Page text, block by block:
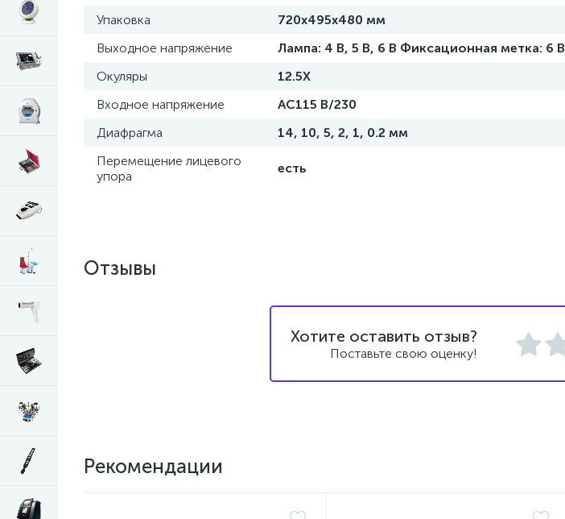
Упаковка
720x495x480 мм
Выходное напряжение
Лампа: 4 В, 5 В, 6 В Фиксационная метка: 6 В
Окуляры
12.5Х
Входное напряжение
AC115 В/230
Диафрагма
14, 10, 5, 2, 1, 0.2 мм
Перемещение лицевого
упора
есть
Отзывы
Хотите оставить отзыв?
Поставьте свою оценку!
Рекомендации